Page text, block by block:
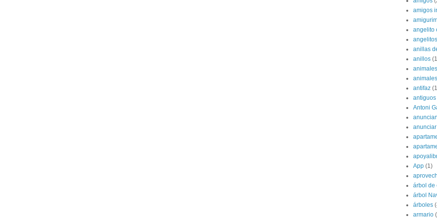
amigos
angelito
angelitos
anillas
anillos
animales
antifaz
antiguos
Antoni
App (1)
árbol de
árbol
árboles
armario